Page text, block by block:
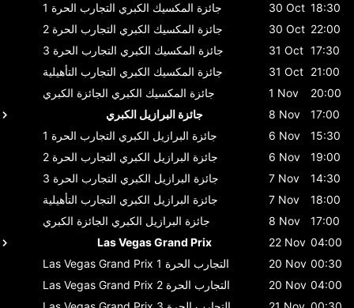
جائزة المكسيك الكبري التجارب الحرة 1 30 Oct 18:30
جائزة المكسيك الكبري التجارب الحرة 2 30 Oct 22:00
جائزة المكسيك الكبري التجارب الحرة 3 31 Oct 17:30
جائزة المكسيك الكبري التجارب التأهيلية 31 Oct 21:00
جائزة المكسيك الكبري الجائزة الكبري 1 Nov
20:00
جائزة البرازيل الكبري
8 Nov
17:00
جائزة البرازيل الكبري التجارب الحرة 1 6 Nov
15:30
جائزة البرازيل الكبري التجارب الحرة 2 6 Nov
19:00
جائزة البرازيل الكبري التجارب الحرة 3 7 Nov
14:30
جائزة البرازيل الكبري التجارب التأهيلية 7 Nov
18:00
جائزة البرازيل الكبري الجائزة الكبري 8 Nov
17:00
Las Vegas Grand Prix
22 Nov 04:00
Las Vegas Grand Prix
التجارب الحرة 1 20 Nov 00:30
Las Vegas Grand Prix
التجارب الحرة 2 20 Nov 04:00